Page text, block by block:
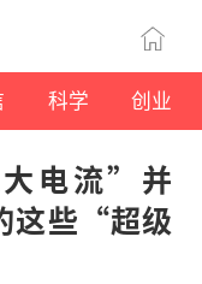
科学 创业
电流”并
这些“超级